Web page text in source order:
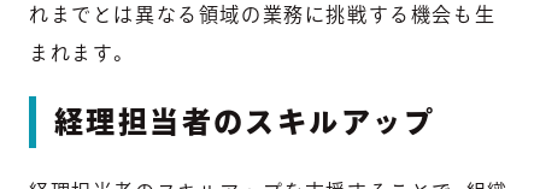
れまでとは異なる領域の業務に挑戦する機会も生
まれます。
経理担当者のスキルアップ